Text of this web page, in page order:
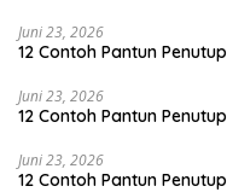
Juni 23, 2026
12 Contoh Pantun
Juni 23, 2026
12 Contoh Pantun
Juni 23, 2026
12 Contoh Pantun